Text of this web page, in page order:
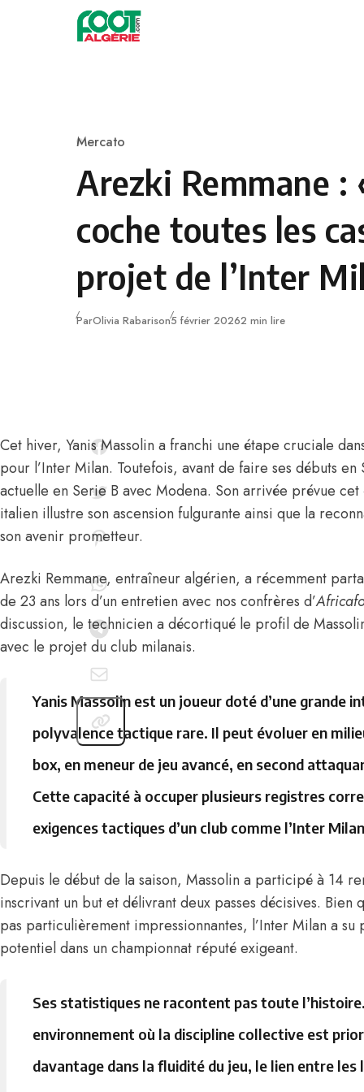
Skip to content
Category
Mercato
Arezki Remmane :
coche toutes les
projet de l’Inter
ParOlivia RabarisonPublié
5 février 20262 min lire
Cet hiver, Yanis Massolin a franchi une étape cruciale
pour l’Inter Milan. Toutefois, avant de faire ses débuts
actuelle en Serie B avec Modena. Son arrivée prévue cet
italien illustre son ascension fulgurante ainsi que la
son avenir prometteur.
Arezki Remmane, entraîneur algérien, a récemment
de 23 ans lors d’un entretien avec nos confrères d’
discussion, le technicien a décortiqué le profil de
avec le projet du club milanais.
Yanis Massolin est un joueur doté d’une grande
polyvalence tactique rare. Il peut évoluer en
box, en meneur de jeu avancé, en second
Cette capacité à occuper plusieurs registres
exigences tactiques d’un club comme l’Inter
Depuis le début de la saison, Massolin a participé à 14
inscrivant un but et délivrant deux passes décisives. Bien
pas particulièrement impressionnantes, l’Inter Milan a
potentiel dans un championnat réputé exigeant.
Ses statistiques ne racontent pas toute
environnement où la discipline collective est
davantage dans la fluidité du jeu, le lien entre les